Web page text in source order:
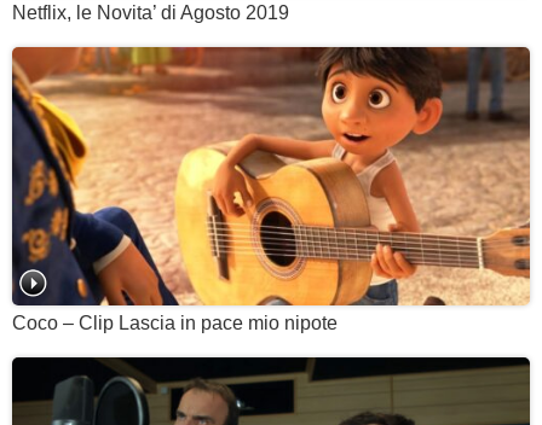
Netflix, le Novita’ di Agosto 2019
Coco – Clip Lascia in pace mio nipote